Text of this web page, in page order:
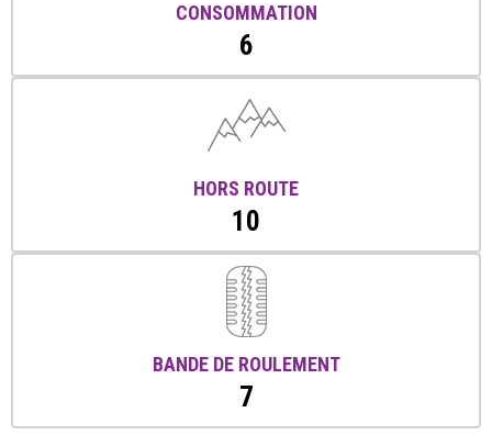
CONSOMMATION
6
HORS ROUTE
10
BANDE DE ROULEMENT
7